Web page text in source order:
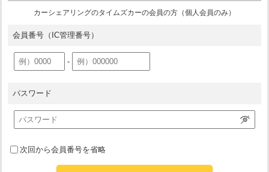
カーシェアリングのタイムズカーの会員の方（個人会員のみ）
会員番号 （IC管理番号）
-
パスワード
次回から会員番号を省略